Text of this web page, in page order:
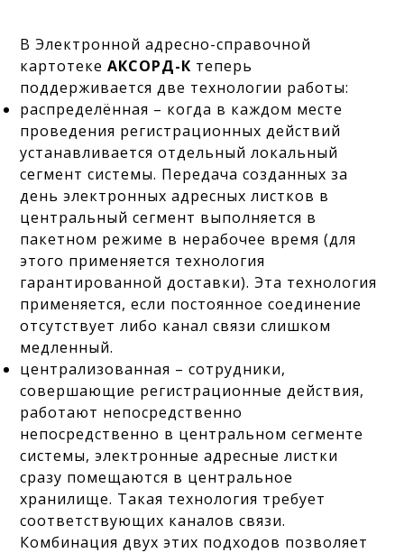
В Электронной адресно-справочной
картотекеАКСОРД-К теперь
поддерживается две технологии работы:
распределённая – когда в каждом месте
проведения регистрационных действий
устанавливается отдельный локальный
сегмент системы. Передача созданных за
день электронных адресных листков в
центральный сегмент выполняется в
пакетном режиме в нерабочее время (для
этого применяется технология
гарантированной доставки). Эта технология
применяется, если постоянное соединение
отсутствует либо канал связи слишком
медленный.
централизованная – сотрудники,
совершающие регистрационные действия,
работают непосредственно
непосредственно в центральном сегменте
системы, электронные адресные листки
сразу помещаются в центральное
хранилище. Такая технология требует
соответствующих каналов связи.
Комбинация двух этих подходов позволяет